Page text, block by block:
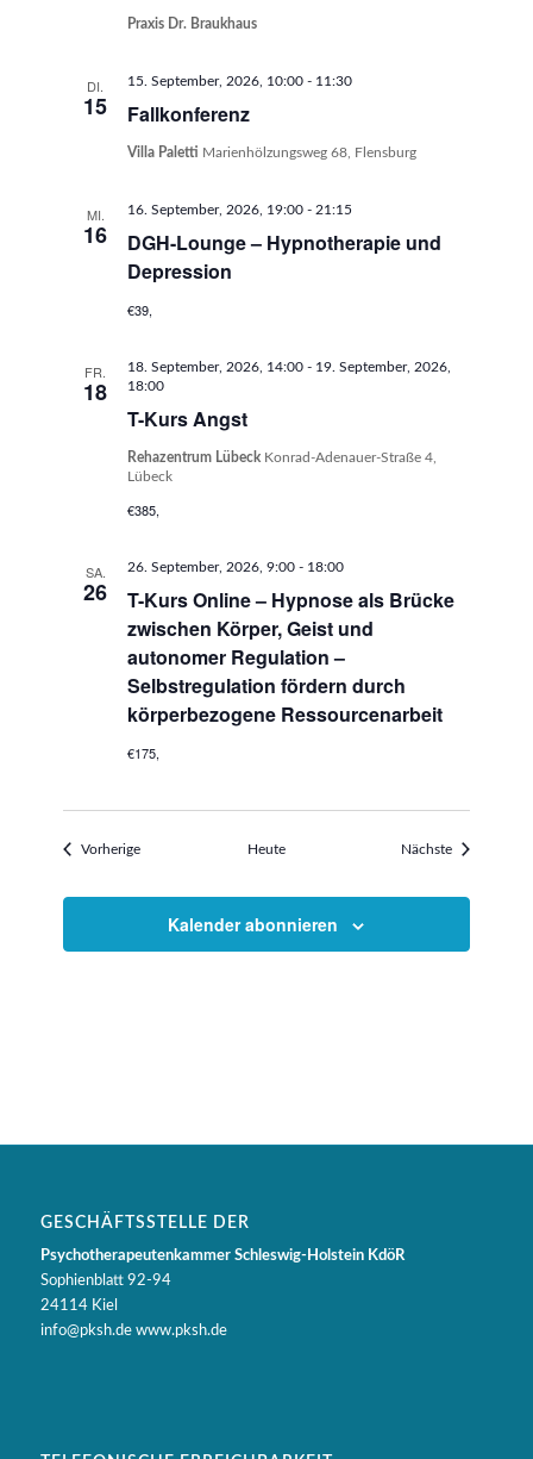
Praxis Dr. Braukhaus
DI.
15 Fallkonferenz
15. September, 2026, 10:00 - 11:30
Villa Paletti Marienhölzungsweg 68, Flensburg
MI.
16
DGH-Lounge – Hypnotherapie und
Depression
16. September, 2026, 19:00 - 21:15
€39,
FR.
18
T-Kurs Angst
18. September, 2026, 14:00 - 19. September, 2026,
18:00
Rehazentrum Lübeck Konrad-Adenauer-Straße 4,
Lübeck
€385,
SA.
26
T-Kurs Online – Hypnose als Brücke
zwischen Körper, Geist und
autonomer Regulation –
Selbstregulation fördern durch
körperbezogene Ressourcenarbeit
26. September, 2026, 9:00 - 18:00
€175,
VorherigeVeranstaltungen Heute Nächste
Kalender abonnieren
GESCHÄFTSSTELLE DER
Psychotherapeutenkammer Schleswig-Holstein KdöR
Sophienblatt 92-94
24114 Kiel
info@pksh.de www.pksh.de